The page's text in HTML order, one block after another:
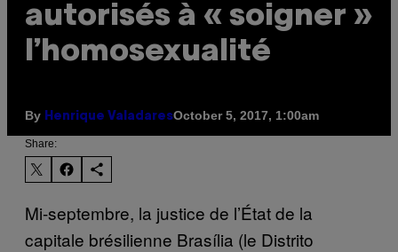
autorisés à « soigner »
l’homosexualité
By Henrique ValadaresOctober 5, 2017, 1:00am
Share:
Mi-septembre, la justice de l’État de la
capitale brésilienne Brasília (le Distrito